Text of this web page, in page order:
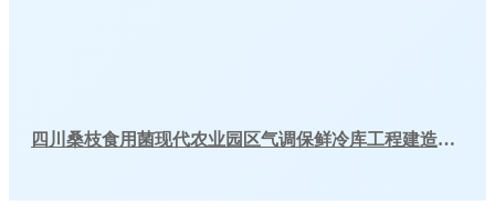
四川桑枝食用菌现代农业园区气调保鲜冷库工程建造案例